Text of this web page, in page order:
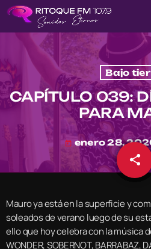
Bajo
CAPÍTULO 039:
PARA
today enero 28,
share
email
Mauro ya está en la superficie y
soleados de verano luego de su
ello que hoy celebra con la música
WONDER, SOBERNOT, BARRABAZ,